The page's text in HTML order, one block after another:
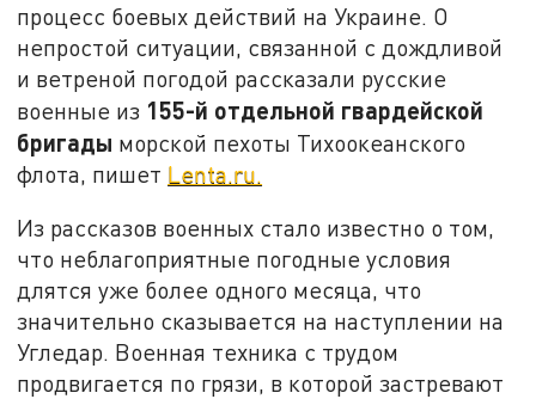
процесс боевых действий на Украине. О
непростой ситуации, связанной с дождливой
и ветреной погодой рассказали русские
военные из 155-й отдельной гвардейской
бригады морской пехоты Тихоокеанского
флота, пишет Lenta.ru.
Из рассказов военных стало известно о том,
что неблагоприятные погодные условия
длятся уже более одного месяца, что
значительно сказывается на наступлении на
Угледар. Военная техника с трудом
продвигается по грязи, в которой застревают